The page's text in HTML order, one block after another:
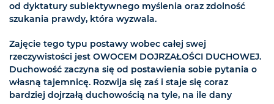
od dyktatury subiektywnego myślenia oraz zdolność
szukania prawdy, która wyzwala.
Zajęcie tego typu postawy wobec całej swej
rzeczywistości jest OWOCEM DOJRZAŁOŚCI DUCHOWEJ.
Duchowość zaczyna się od postawienia sobie pytania o
własną tajemnicę. Rozwija się zaś i staje się coraz
bardziej dojrzałą duchowością na tyle, na ile dany